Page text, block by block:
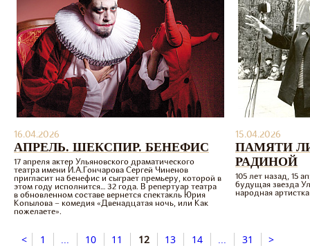
16.04.2026
АПРЕЛЬ. ШЕКСПИР. БЕНЕФИС
17 апреля актер Ульяновского драматического
театра имени И.А.Гончарова Сергей Чиненов
пригласит на бенефис и сыграет премьеру, которой в
этом году исполнится… 32 года. В репертуар театра
в обновленном составе вернется спектакль Юрия
Копылова – комедия «Двенадцатая ночь, или Как
пожелаете».
15.04.2026
ПАМЯТИ
РАДИНОЙ
105 лет назад, 15
будущая звезда
народная
< 1 ... 10 11 12 13 14 ... 31 >